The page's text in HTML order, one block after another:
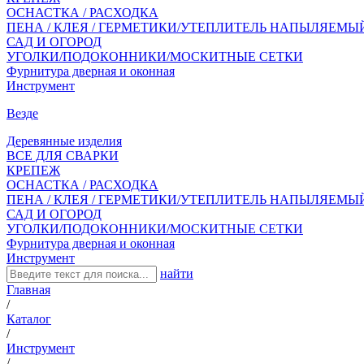
ОСНАСТКА / РАСХОДКА
ПЕНА / КЛЕЯ / ГЕРМЕТИКИ/УТЕПЛИТЕЛЬ
САД И ОГОРОД
УГОЛКИ/ПОДОКОННИКИ/МОСКИТНЫЕ СЕТКИ
Фурнитура дверная и оконная
Инструмент
Везде
Деревянные изделия
ВСЕ ДЛЯ СВАРКИ
КРЕПЕЖ
ОСНАСТКА / РАСХОДКА
ПЕНА / КЛЕЯ / ГЕРМЕТИКИ/УТЕПЛИТЕЛЬ
САД И ОГОРОД
УГОЛКИ/ПОДОКОННИКИ/МОСКИТНЫЕ СЕТКИ
Фурнитура дверная и оконная
Инструмент
найти
Главная
/
Каталог
/
Инструмент